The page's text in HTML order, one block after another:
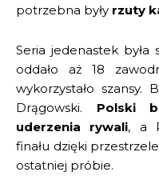
potrzebna były rzuty
Seria jedenastek była
oddało aż 18
wykorzystało szansy.
Drągowski. Polski
uderzenia rywali, a
finału dzięki
ostatniej próbie.